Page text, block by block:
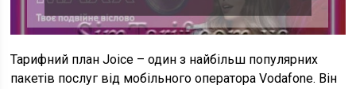
Тарифний план Joice – один з найбільш популярних
пакетів послуг від мобільного оператора Vodafone. Він